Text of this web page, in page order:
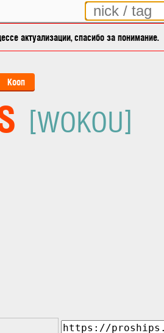
актуализации, спасибо за понимание.
Кооп
[WOKOU]